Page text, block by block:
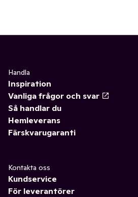
Handla
Inspiration
Vanliga frågor och svar
Så handlar du
Hemleverans
Färskvarugaranti
Kontakta oss
Kundservice
För leverantörer